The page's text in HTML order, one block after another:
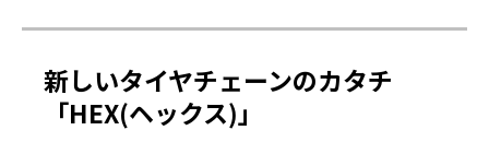
新しいタイヤチェーンのカタチ
「HEX(ヘックス)」